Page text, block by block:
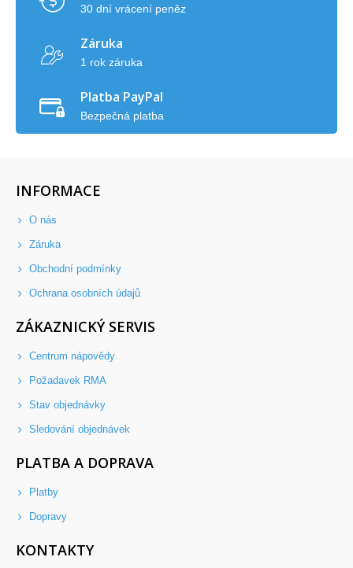
30 dní vrácení peněz
Záruka
1 rok záruka
Platba PayPal
Bezpečná platba
INFORMACE
O nás
Záruka
Obchodní podmínky
Ochrana osobních údajů
ZÁKAZNICKÝ SERVIS
Centrum nápovědy
Požadavek RMA
Stav objednávky
Sledování objednávek
PLATBA A DOPRAVA
Platby
Dopravy
KONTAKTY